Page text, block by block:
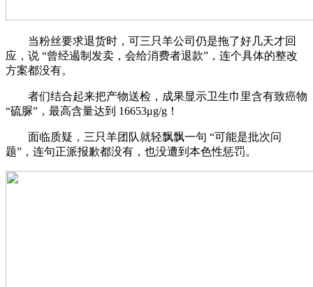
当粉丝要求退货时，可三只羊公司仍是拖了好几天才回
应，说 “曾经遏制发卖，会给消费者退款”，连个具体的整改
方案都没有。
者们结合起来把产物送检，成果显示卫生巾里含有致癌物
“硫脲”，最高含量达到 16653μg/g！
面临质疑，三只羊团队就轻飘飘一句 “可能是批次问
题”，连句正派报歉都没有，也没遭到本色性惩罚。